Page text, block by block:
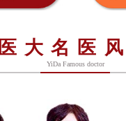
医大名医
YiDa Famous doctor